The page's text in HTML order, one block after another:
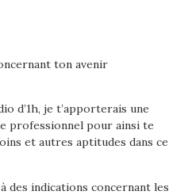
ton avenir
d’1h, je t’apporterais une
professionnel pour ainsi te
et autres aptitudes dans ce
des indications concernant les